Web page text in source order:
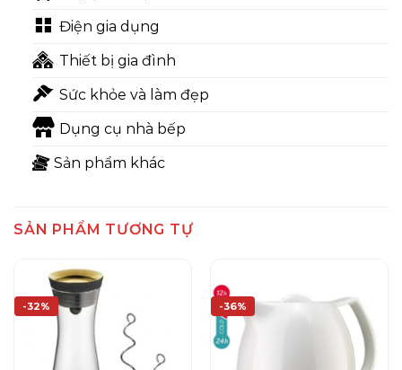
Điện gia dụng
Thiết bị gia đình
Sức khỏe và làm đẹp
Dụng cụ nhà bếp
Sản phẩm khác
SẢN PHẨM TƯƠNG TỰ
-32% -36%